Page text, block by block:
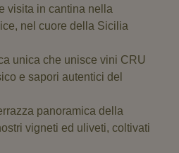
visita in cantina nella
nel cuore della Sicilia
unica che unisce vini CRU
e sapori autentici del
panoramica della
vigneti ed uliveti, coltivati